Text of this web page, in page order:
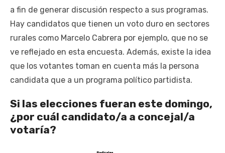
a fin de generar discusión respecto a sus programas.
Hay candidatos que tienen un voto duro en sectores
rurales como Marcelo Cabrera por ejemplo, que no se
ve reflejado en esta encuesta. Además, existe la idea
que los votantes toman en cuenta más la persona
candidata que a un programa político partidista.
Si las elecciones fueran este domingo,
¿por cuál candidato/a a concejal/a
votaría?